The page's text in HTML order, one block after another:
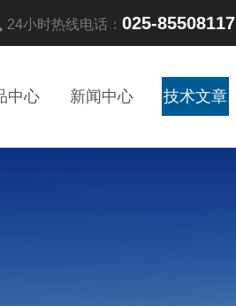
24小时热线电话： 025-85508117
中心 新闻中心 技术文章